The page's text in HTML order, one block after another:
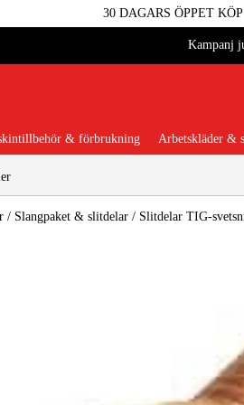
30 DAGARS ÖPPET KÖP
Kampanj
& förbrukning Arbetskläder &
/ Slangpaket & slitdelar / Slitdelar TIG-